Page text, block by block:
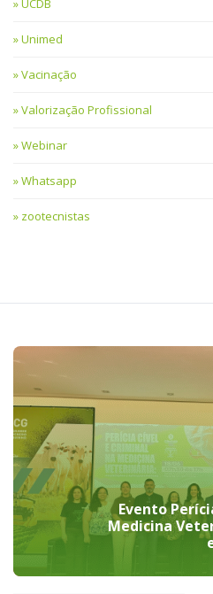
UCDB
Unimed
Vacinação
Valorização Profissional
Webinar
Whatsapp
zootecnistas
Evento
Medicina